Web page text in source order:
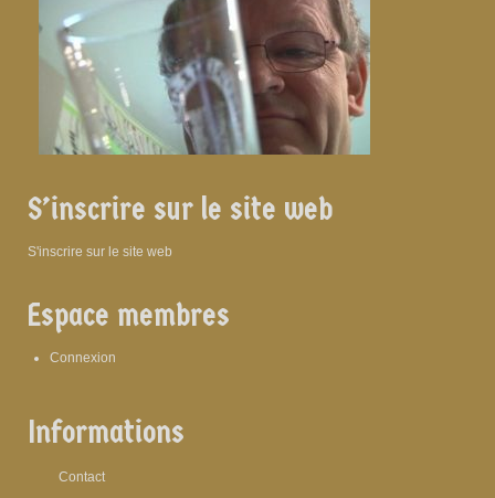
S’inscrire sur le site web
S'inscrire sur le site web
Espace membres
Connexion
Informations
Contact